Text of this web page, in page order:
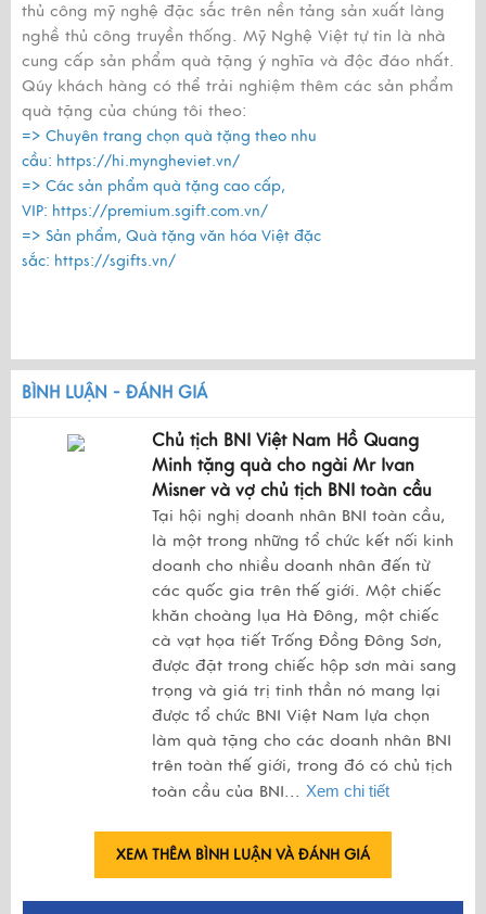
thủ công mỹ nghệ đặc sắc trên nền tảng sản xuất làng
nghề thủ công truyền thống. Mỹ Nghệ Việt tự tin là nhà
cung cấp sản phẩm quà tặng ý nghĩa và độc đáo nhất.
Qúy khách hàng có thể trải nghiệm thêm các sản phẩm
quà tặng của chúng tôi theo:
=> Chuyên trang chọn quà tặng theo nhu
cầu: https://hi.myngheviet.vn/
=> Các sản phẩm quà tặng cao cấp,
VIP: https://premium.sgift.com.vn/
=> Sản phẩm, Quà tặng văn hóa Việt đặc
sắc: https://sgifts.vn/
BÌNH LUẬN - ĐÁNH GIÁ
Chủ tịch BNI Việt Nam Hồ Quang
Minh tặng quà cho ngài Mr Ivan
Misner và vợ chủ tịch BNI toàn cầu
Tại hội nghị doanh nhân BNI toàn cầu,
là một trong những tổ chức kết nối kinh
doanh cho nhiều doanh nhân đến từ
các quốc gia trên thế giới. Một chiếc
khăn choàng lụa Hà Đông, một chiếc
cà vạt họa tiết Trống Đồng Đông Sơn,
được đặt trong chiếc hộp sơn mài sang
trọng và giá trị tinh thần nó mang lại
được tổ chức BNI Việt Nam lựa chọn
làm quà tặng cho các doanh nhân BNI
trên toàn thế giới, trong đó có chủ tịch
toàn cầu của BNI... Xem chi tiết
XEM THÊM BÌNH LUẬN VÀ ĐÁNH GIÁ